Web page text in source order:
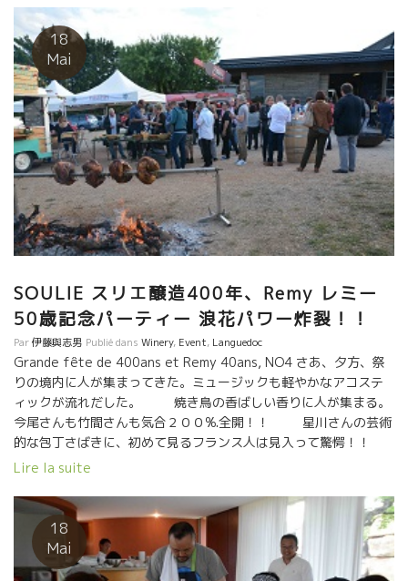
喜び！！ …. …. ….
18
Mai
SOULIE スリエ醸造400年、Remy レミー
50歳記念パーティー 浪花パワー炸裂！！
Par伊藤與志男 Publié dans Winery, Event, Languedoc
Grande fête de 400ans et Remy 40ans, NO4 さあ、夕方、祭
りの境内に人が集まってきた。ミュージックも軽やかなアコステ
ィックが流れだした。 焼き鳥の香ばしい香りに人が集まる。
今尾さんも竹間さんも気合２００%.全開！！ 星川さんの芸術
的な包丁さばきに、初めて見るフランス人は見入って驚愕！！
先々週にボーヌにいたKentaroさんは出し巻卵を焼く。 繊細
べてが生まれて初めての味わい。 まさに、味覚のカルチャーショ
ック！！
Lire la suite
18
Mai